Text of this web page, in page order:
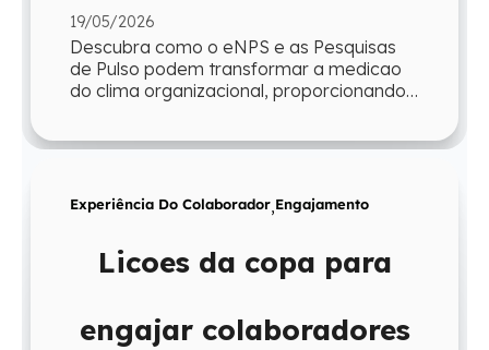
19/05/2026
Descubra como o eNPS e as Pesquisas
de Pulso podem transformar a medicao
do clima organizacional, proporcionando
Experiência Do Colaborador,Engajamento
Licoes da copa para
engajar colaboradores